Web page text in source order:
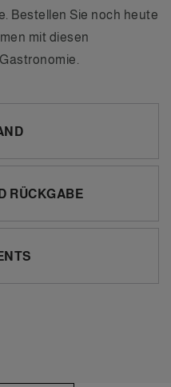
Bestellen Sie noch heute
mit diesen
RÜCKGABE